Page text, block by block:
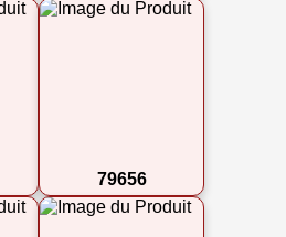
79656